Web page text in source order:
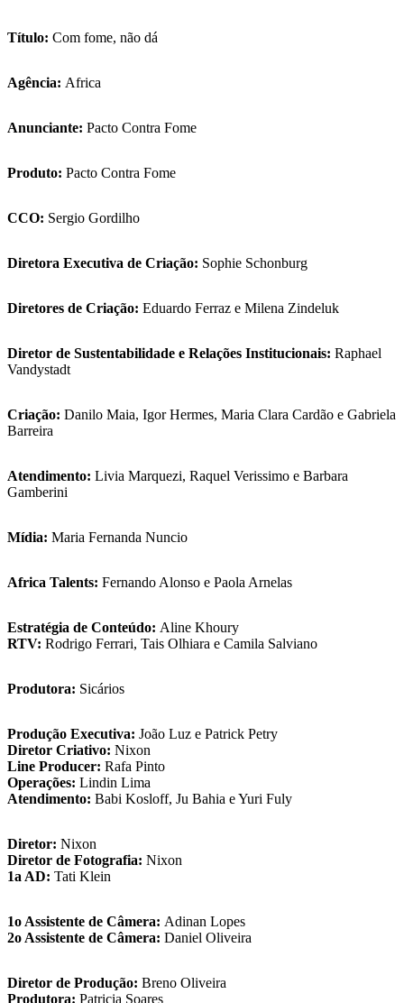
Título: Com fome, não dá
Agência: Africa
Anunciante: Pacto Contra Fome
Produto: Pacto Contra Fome
CCO: Sergio Gordilho
Diretora Executiva de Criação: Sophie Schonburg
Diretores de Criação: Eduardo Ferraz e Milena Zindeluk
Diretor de Sustentabilidade e Relações Institucionais: Raphael
Vandystadt
Criação: Danilo Maia, Igor Hermes, Maria Clara Cardão e Gabriela
Barreira
Atendimento: Livia Marquezi, Raquel Verissimo e Barbara
Gamberini
Mídia: Maria Fernanda Nuncio
Africa Talents: Fernando Alonso e Paola Arnelas
Estratégia de Conteúdo: Aline Khoury
RTV: Rodrigo Ferrari, Tais Olhiara e Camila Salviano
Produtora: Sicários
Produção Executiva: João Luz e Patrick Petry
Diretor Criativo: Nixon
Line Producer: Rafa Pinto
Operações: Lindin Lima
Atendimento: Babi Kosloff, Ju Bahia e Yuri Fuly
Diretor: Nixon
Diretor de Fotografia: Nixon
1a AD: Tati Klein
1o Assistente de Câmera: Adinan Lopes
2o Assistente de Câmera: Daniel Oliveira
Diretor de Produção: Breno Oliveira
Produtora: Patricia Soares